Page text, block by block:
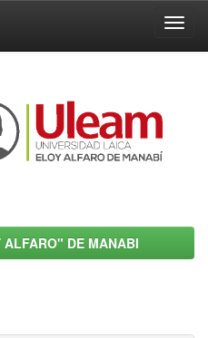
ALFARO" DE MANABI